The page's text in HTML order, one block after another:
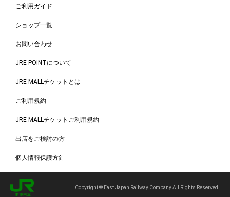
ご利用ガイド
ショップ一覧
お問い合わせ
JRE POINTについて
JRE MALLチケットとは
ご利用規約
JRE MALLチケットご利用規約
出店をご検討の方
個人情報保護方針
Copyright © East Japan Railway Company All Rights Reserved.